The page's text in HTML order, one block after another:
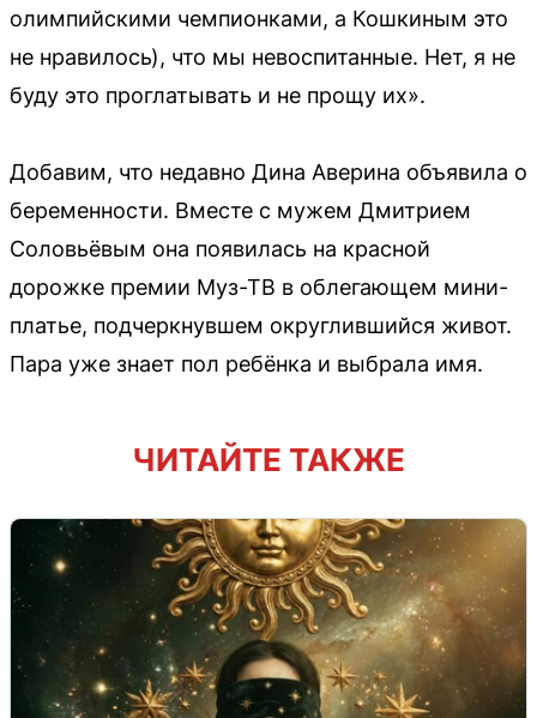
олимпийскими чемпионками, а Кошкиным это
не нравилось), что мы невоспитанные. Нет, я не
буду это проглатывать и не прощу их».
Добавим, что недавно Дина Аверина объявила о
беременности. Вместе с мужем Дмитрием
Соловьёвым она появилась на красной
дорожке премии Муз-ТВ в облегающем мини-
платье, подчеркнувшем округлившийся живот.
Пара уже знает пол ребёнка и выбрала имя.
ЧИТАЙТЕ ТАКЖЕ